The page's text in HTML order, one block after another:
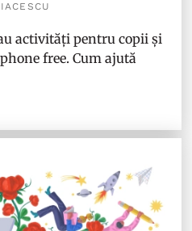
activități pentru copii și
free. Cum ajută